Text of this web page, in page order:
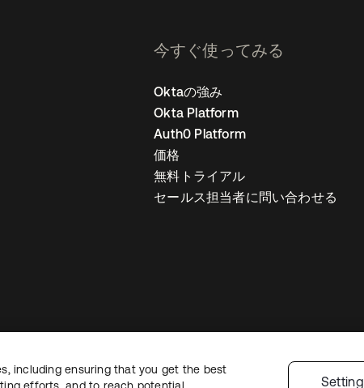
今すぐ使ってみる
Oktaの強み
Okta Platform
Auth0 Platform
価格
無料トライアル
セールス担当者に問い合わせる
イバシーポリシーサイト利用規約セキュリティ Cookie
including ensuring that you get the best